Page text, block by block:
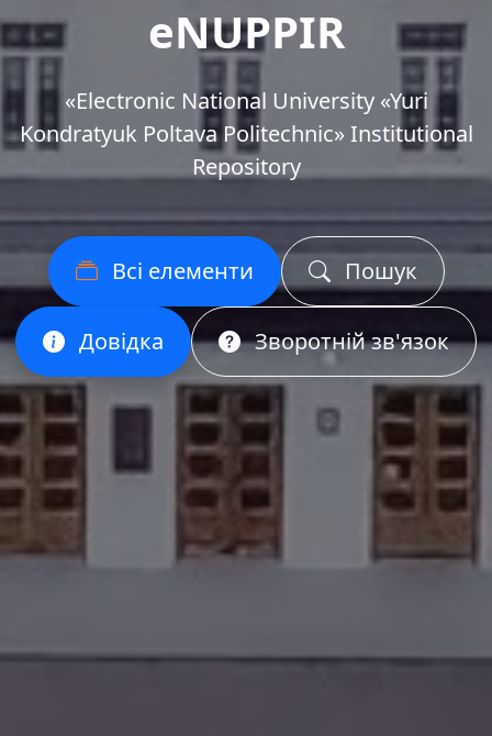
eNUPPIR
«Еlectronic National University «Yuri
Kondratyuk Poltava Politechnic» Institutional
Repository
Всі елементи Пошук
Довідка Зворотній зв'язок